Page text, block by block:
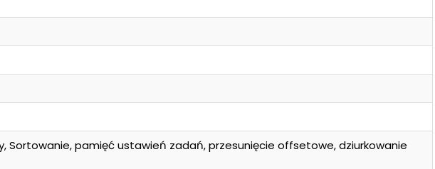
Sortowanie, pamięć ustawień zadań, przesunięcie offsetowe, dziurkowanie